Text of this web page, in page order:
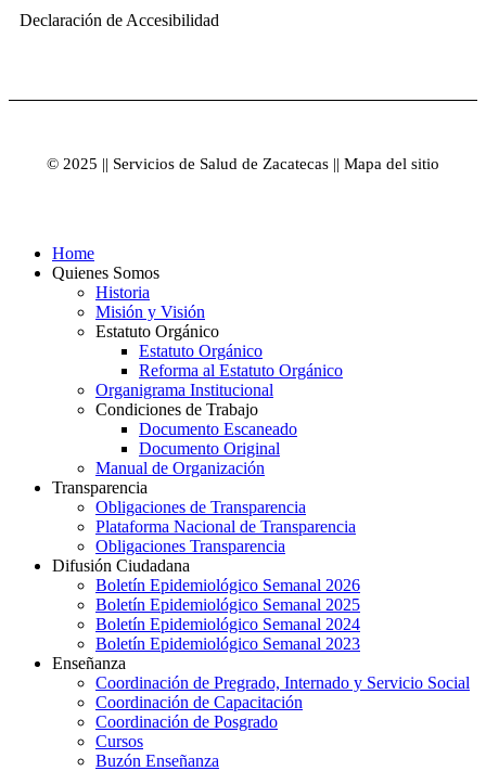
Declaración de Accesibilidad
© 2025 || Servicios de Salud de Zacatecas || Mapa del sitio
Home
Quienes Somos
Historia
Misión y Visión
Estatuto Orgánico
Estatuto Orgánico
Reforma al Estatuto Orgánico
Organigrama Institucional
Condiciones de Trabajo
Documento Escaneado
Documento Original
Manual de Organización
Transparencia
Obligaciones de Transparencia
Plataforma Nacional de Transparencia
Obligaciones Transparencia
Difusión Ciudadana
Boletín Epidemiológico Semanal 2026
Boletín Epidemiológico Semanal 2025
Boletín Epidemiológico Semanal 2024
Boletín Epidemiológico Semanal 2023
Enseñanza
Coordinación de Pregrado, Internado y Servicio Social
Coordinación de Capacitación
Coordinación de Posgrado
Cursos
Buzón Enseñanza